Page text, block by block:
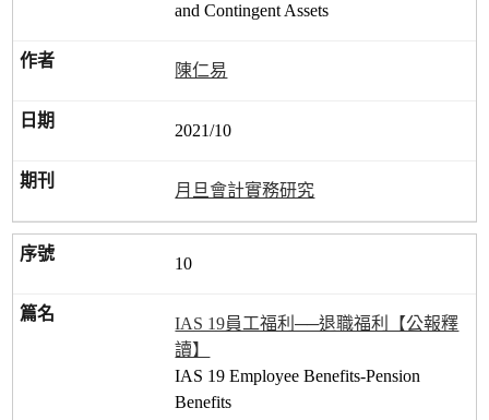
and Contingent Assets
陳仁易
2021/10
月旦會計實務研究
10
IAS 19員工福利──退職福利【公報釋
讀】
IAS 19 Employee Benefits-Pension
Benefits